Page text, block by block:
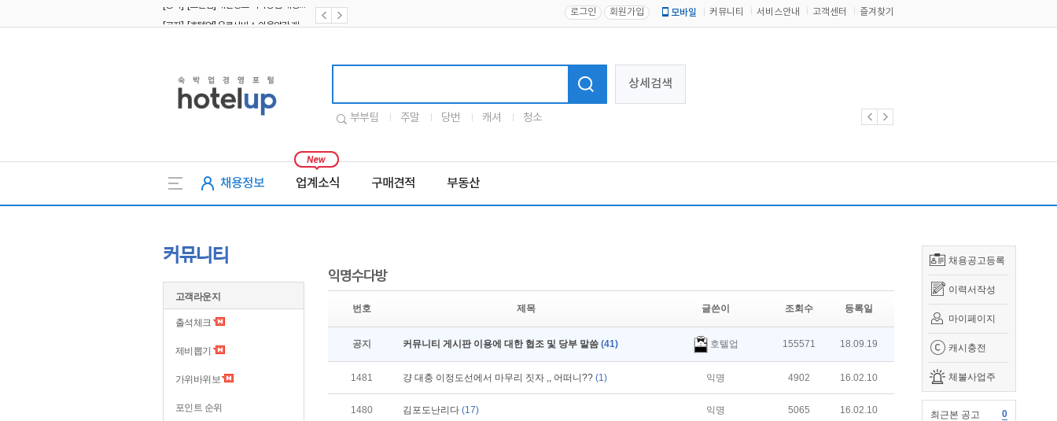
로그인 회원가입 모바일 커뮤니티 서비스안내 고객센터 즐겨찾기
상세검색
부부팀 주말 당번 캐셔 청소
채용정보 업계소식 구매견적 부동산
채용공고등록
이력서작성
마이페이지
캐시충전
체불사업주
최근본 공고 0
커뮤니티
고객라운지
출석체크
제비뽑기
가위바위보
포인트 순위
익명수다방
번호 제목 글쓴이 조회수 등록일
공지 커뮤니티 게시판 이용에 대한 협조 및 당부 말씀 (41) 호텔업 155571 18.09.19
1481 걍 대충 이정도선에서 마무리 짓자 ,, 어떠니?? (1) 익명 4902 16.02.10
1480 김포도난리다 (17) 익명 5065 16.02.10